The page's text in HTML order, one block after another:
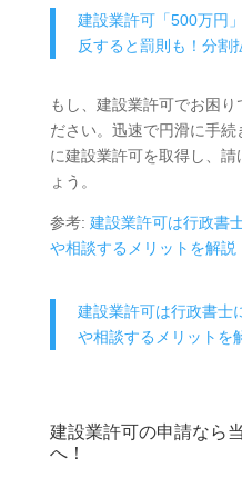
建設業許可「500万円
反すると罰則も！分割
もし、建設業許可でお困り
ださい。迅速で円滑に手
に建設業許可を取得し、
ょう。
参考: 建設業許可は行政書
や相談するメリットを解説
建設業許可は行政書士
や相談するメリットを
建設業許可の申請なら
へ！